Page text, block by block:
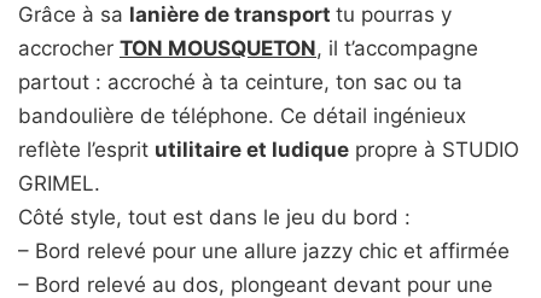
Grâce à sa lanière de transport tu pourras y
accrocher TON MOUSQUETON, il t’accompagne
partout : accroché à ta ceinture, ton sac ou ta
bandoulière de téléphone. Ce détail ingénieux
reflète l’esprit utilitaire et ludique propre à STUDIO
GRIMEL.
Côté style, tout est dans le jeu du bord :
– Bord relevé pour une allure jazzy chic et affirmée
– Bord relevé au dos, plongeant devant pour une